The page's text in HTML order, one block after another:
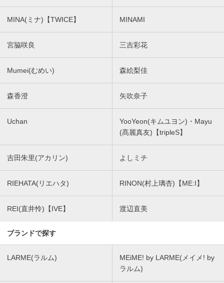
MINA(ミナ)【TWICE】 MINAMI
宮脇咲良 三吉彩花
Mumei(むめい) 森絵梨佳
森香澄 矢吹奈子
Uchan
YooYeon(キムユヨン)・Mayu
(髙麗真友)【tripleS】
吉田朱里(アカリン) よしミチ
RIEHATA(リエハタ) RINON(村上璃杏)【ME:I】
REI(直井怜)【IVE】 渡辺直美
ブランドで探す
LARME(ラルム)
MEiME! by LARME(メイメ! by
ラルム)